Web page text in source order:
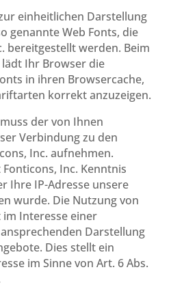
einheitlichen Darstellung
genannte Web Fonts, die
bereitgestellt werden. Beim
Ihr Browser die
in ihren Browsercache,
korrekt anzuzeigen.
der von Ihnen
Verbindung zu den
Inc. aufnehmen.
Inc. Kenntnis
Ihre IP-Adresse unsere
wurde. Die Nutzung von
Interesse einer
Darstellung
Dies stellt ein
im Sinne von Art. 6 Abs.